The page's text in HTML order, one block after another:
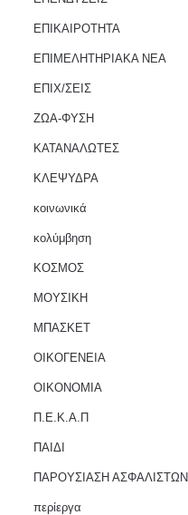
ΕΠΙΚΑΙΡΟΤΗΤΑ
ΕΠΙΜΕΛΗΤΗΡΙΑΚΑ ΝΕΑ
ΕΠΙΧ/ΣΕΙΣ
ΖΩΑ-ΦΥΣΗ
ΚΑΤΑΝΑΛΩΤΕΣ
ΚΛΕΨΥΔΡΑ
κοινωνικά
κολύμβηση
ΚΟΣΜΟΣ
ΜΟΥΣΙΚΗ
ΜΠΑΣΚΕΤ
ΟΙΚΟΓΕΝΕΙΑ
ΟΙΚΟΝΟΜΙΑ
Π.Ε.Κ.Α.Π
ΠΑΙΔΙ
ΠΑΡΟΥΣΙΑΣΗ ΑΣΦΑΛΙΣΤΩΝ
περίεργα